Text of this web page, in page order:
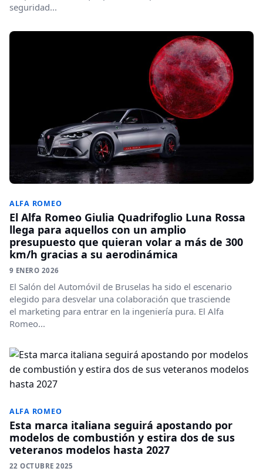
seguridad...
ALFA ROMEO
El Alfa Romeo Giulia Quadrifoglio Luna Rossa
llega para aquellos con un amplio
presupuesto que quieran volar a más de 300
km/h gracias a su aerodinámica
9 ENERO 2026
El Salón del Automóvil de Bruselas ha sido el escenario
elegido para desvelar una colaboración que trasciende
el marketing para entrar en la ingeniería pura. El Alfa
Romeo...
ALFA ROMEO
Esta marca italiana seguirá apostando por
modelos de combustión y estira dos de sus
veteranos modelos hasta 2027
22 OCTUBRE 2025